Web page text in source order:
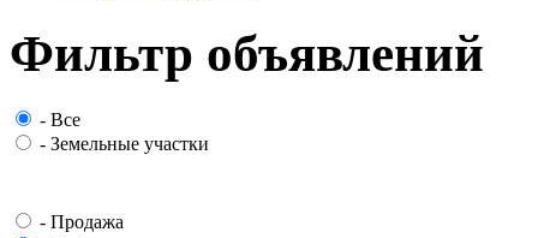
Фильтр объявлений
- Все
- Земельные участки
- Продажа